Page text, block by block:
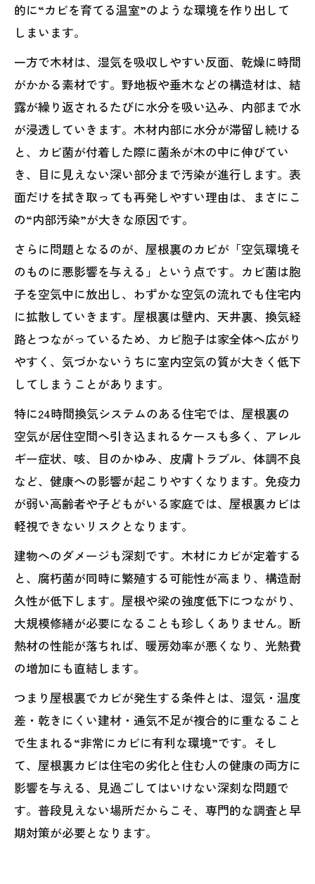
的に“カビを育てる温室”のような環境を作り出して
しまいます。
一方で木材は、湿気を吸収しやすい反面、乾燥に時間
がかかる素材です。野地板や垂木などの構造材は、結
露が繰り返されるたびに水分を吸い込み、内部まで水
が浸透していきます。木材内部に水分が滞留し続ける
と、カビ菌が付着した際に菌糸が木の中に伸びてい
き、目に見えない深い部分まで汚染が進行します。表
面だけを拭き取っても再発しやすい理由は、まさにこ
の“内部汚染”が大きな原因です。
さらに問題となるのが、屋根裏のカビが「空気環境そ
のものに悪影響を与える」という点です。カビ菌は胞
子を空気中に放出し、わずかな空気の流れでも住宅内
に拡散していきます。屋根裏は壁内、天井裏、換気経
路とつながっているため、カビ胞子は家全体へ広がり
やすく、気づかないうちに室内空気の質が大きく低下
してしまうことがあります。
特に24時間換気システムのある住宅では、屋根裏の
空気が居住空間へ引き込まれるケースも多く、アレル
ギー症状、咳、目のかゆみ、皮膚トラブル、体調不良
など、健康への影響が起こりやすくなります。免疫力
が弱い高齢者や子どもがいる家庭では、屋根裏カビは
軽視できないリスクとなります。
建物へのダメージも深刻です。木材にカビが定着する
と、腐朽菌が同時に繁殖する可能性が高まり、構造耐
久性が低下します。屋根や梁の強度低下につながり、
大規模修繕が必要になることも珍しくありません。断
熱材の性能が落ちれば、暖房効率が悪くなり、光熱費
の増加にも直結します。
つまり屋根裏でカビが発生する条件とは、湿気・温度
差・乾きにくい建材・通気不足が複合的に重なること
で生まれる“非常にカビに有利な環境”です。そし
て、屋根裏カビは住宅の劣化と住む人の健康の両方に
影響を与える、見過ごしてはいけない深刻な問題で
す。普段見えない場所だからこそ、専門的な調査と早
期対策が必要となります。